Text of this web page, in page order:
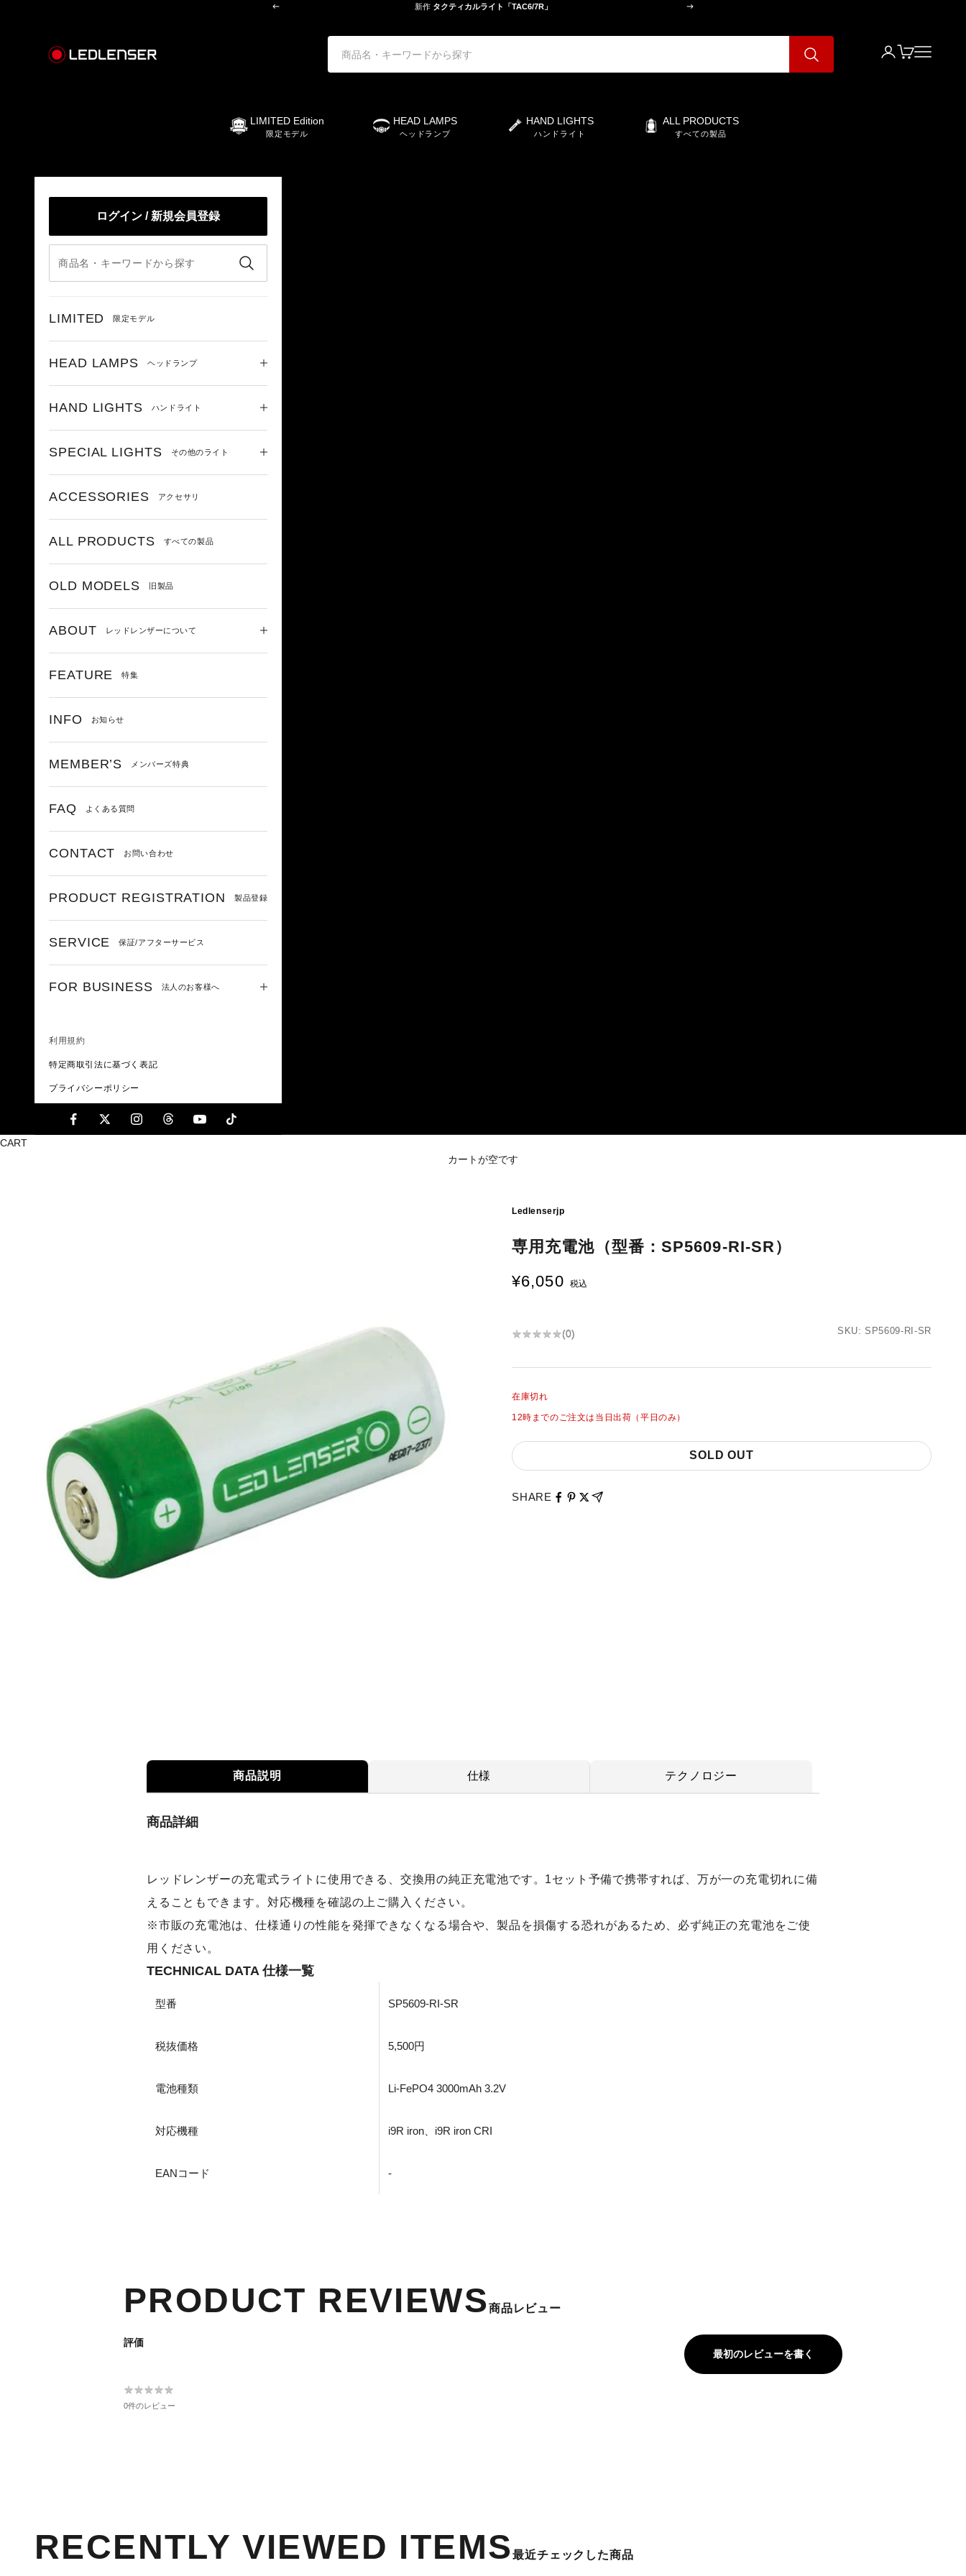
前へ 新作タクティカルライト「TAC6/7R」 次へ
LIMITED Edition
限定モデル
HEAD LAMPS
ヘッドランプ
HAND LIGHTS
ハンドライト
ALL PRODUCTS
すべての製品
ログイン
カートメニュー
ログイン / 新規会員登録
LIMITED 限定モデル
HEAD LAMPS ヘッドランプ
HAND LIGHTS ハンドライト
SPECIAL LIGHTS その他のライト
ACCESSORIES アクセサリ
ALL PRODUCTS すべての製品
OLD MODELS 旧製品
ABOUT レッドレンザーについて
FEATURE 特集
INFO お知らせ
MEMBER’S メンバーズ特典
FAQ よくある質問
CONTACT お問い合わせ
PRODUCT REGISTRATION 製品登録
SERVICE 保証/アフターサービス
FOR BUSINESS 法人のお客様へ
利用規約
特定商取引法に基づく表記
プライバシーポリシー
CART
カートが空です
Ledlenserjp
専用充電池（型番：SP5609-RI-SR）
セール価格
¥6,050 税込
★★★★★
★★★★★(0) SKU: SP5609-RI-SR
在庫切れ
12時までのご注文は当日出荷（平日のみ）
SOLD OUT
SHARE
商品説明 仕様 テクノロジー
商品詳細
レッドレンザーの充電式ライトに使用できる、交換用の純正充電池です。1セット予備で携帯すれば、万が一の充電切れに備
えることもできます。対応機種を確認の上ご購入ください。
※市販の充電池は、仕様通りの性能を発揮できなくなる場合や、製品を損傷する恐れがあるため、必ず純正の充電池をご使
用ください。
TECHNICAL DATA 仕様一覧
型番 SP5609-RI-SR
税抜価格 5,500円
電池種類 Li-FePO4 3000mAh 3.2V
対応機種 i9R iron、i9R iron CRI
EANコード -
PRODUCT REVIEWS商品レビュー
評価
最初のレビューを書く
★★★★★
★★★★★
0件のレビュー
RECENTLY VIEWED ITEMS最近チェックした商品